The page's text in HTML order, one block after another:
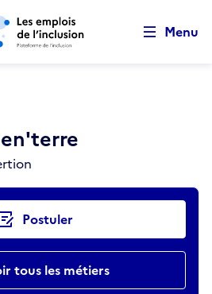
au contenu principal
Menu
Postuler
tous les métiers